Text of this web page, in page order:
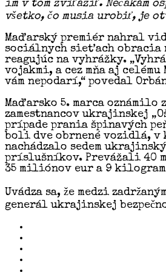
im v tom zvíťaziť. Nečakám
všetko, čo musia urobiť, je
Maďarský premiér nahral
sociálnych sieťach obracia
reagujúc na vyhrážky.
vojakmi, a cez mňa aj celému
vám nepodarí,“ povedal
Maďarsko 5. marca oznámilo
zamestnancov ukrajinskej
prípade prania špinavých
boli dve obrnené vozidlá, v
nachádzalo sedem
príslušníkov. Prevážali 40
35 miliónov eur a 9
Uvádza sa, že medzi
generál ukrajinskej